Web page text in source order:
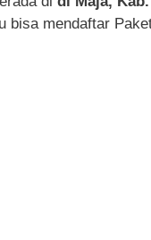
bisa mendaftar